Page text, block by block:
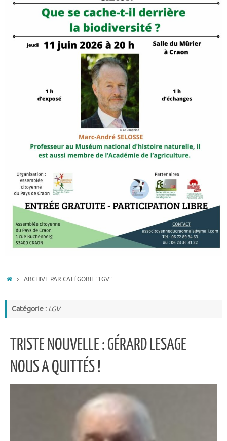
ACCUEIL
ARCHIVE PAR CATÉGORIE "LGV"
Catégorie : LGV
TRISTE NOUVELLE : GÉRARD LESAGE
NOUS A QUITTÉS !